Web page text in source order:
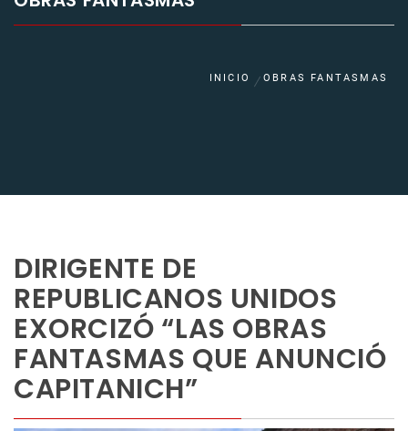
INICIO OBRAS FANTASMAS
DIRIGENTE DE
REPUBLICANOS UNIDOS
EXORCIZÓ “LAS OBRAS
FANTASMAS QUE ANUNCIÓ
CAPITANICH”